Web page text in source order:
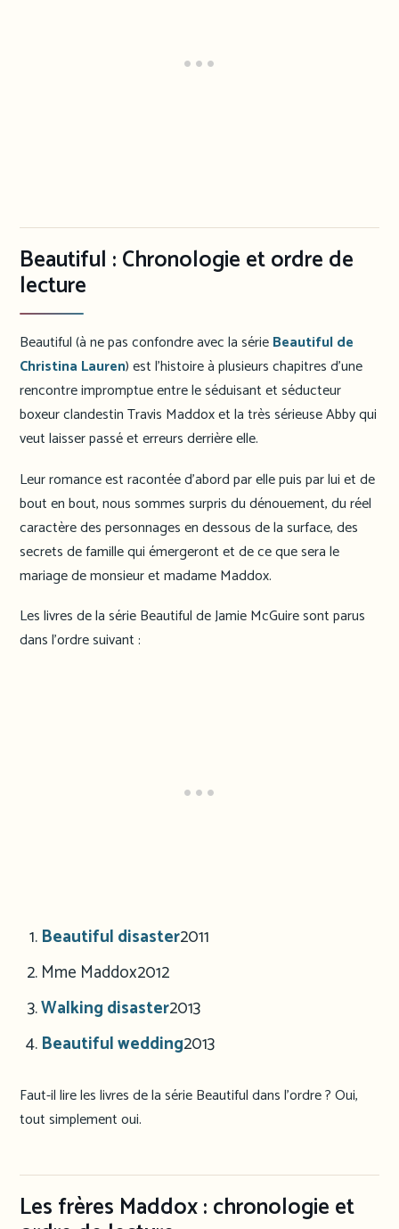
Beautiful : Chronologie et ordre de
lecture
Beautiful (à ne pas confondre avec la sérieBeautiful de
Christina Lauren) est l’histoire à plusieurs chapitres d’une
rencontre impromptue entre le séduisant et séducteur
boxeur clandestin Travis Maddox et la très sérieuse Abby qui
veut laisser passé et erreurs derrière elle.
Leur romance est racontée d’abord par elle puis par lui et de
bout en bout, nous sommes surpris du dénouement, du réel
caractère des personnages en dessous de la surface, des
secrets de famille qui émergeront et de ce que sera le
mariage de monsieur et madame Maddox.
Les livres de la série Beautiful de Jamie McGuire sont parus
dans l’ordre suivant :
Beautiful disaster2011
Mme Maddox2012
Walking disaster2013
Beautiful wedding2013
Faut-il lire les livres de la série Beautiful dans l’ordre ? Oui,
tout simplement oui.
Les frères Maddox : chronologie et